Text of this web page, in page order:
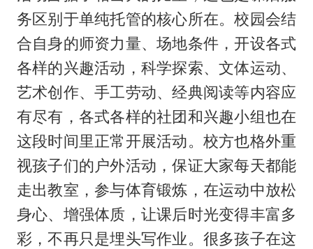
务区别于单纯托管的核心所在。校园会结
合自身的师资力量、场地条件，开设各式
各样的兴趣活动，科学探索、文体运动、
艺术创作、手工劳动、经典阅读等内容应
有尽有，各式各样的社团和兴趣小组也在
这段时间里正常开展活动。校方也格外重
视孩子们的户外活动，保证大家每天都能
走出教室，参与体育锻炼，在运动中放松
身心、增强体质，让课后时光变得丰富多
彩，不再只是埋头写作业。很多孩子在这